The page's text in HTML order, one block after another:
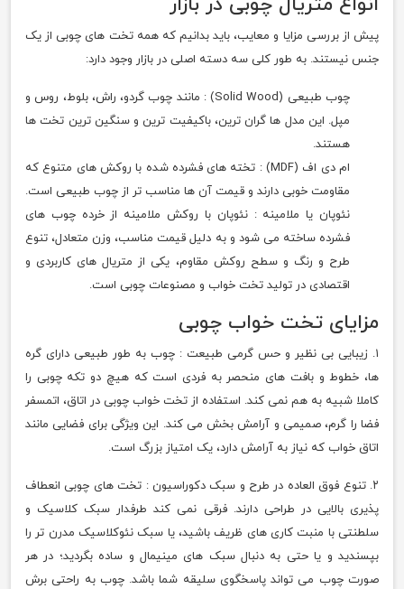
پیش از بررسی مزایا و معایب، باید بدانیم که همه تخت های چوبی از یک
جنس نیستند. به طور کلی سه دسته اصلی در بازار وجود دارد:
چوب طبیعی (Solid Wood) : مانند چوب گردو، راش، بلوط، روس و
مپل. این مدل ها گران ترین، باکیفیت ترین و سنگین ترین تخت ها
هستند.
ام دی اف (MDF) : تخته های فشرده شده با روکش های متنوع که
مقاومت خوبی دارند و قیمت آن ها مناسب تر از چوب طبیعی است.
نئوپان یا ملامینه : نئوپان با روکش ملامینه از خرده چوب های
فشرده ساخته می شود و به دلیل قیمت مناسب، وزن متعادل، تنوع
طرح و رنگ و سطح روکش مقاوم، یکی از متریال های کاربردی و
اقتصادی در تولید تخت خواب و مصنوعات چوبی است.
مزایای تخت خواب چوبی
۱. زیبایی بی نظیر و حس گرمی طبیعت : چوب به طور طبیعی دارای گره
ها، خطوط و بافت های منحصر به فردی است که هیچ دو تکه چوبی را
کاملا شبیه به هم نمی کند. استفاده از تخت خواب چوبی در اتاق، اتمسفر
فضا را گرم، صمیمی و آرامش بخش می کند. این ویژگی برای فضایی مانند
اتاق خواب که نیاز به آرامش دارد، یک امتیاز بزرگ است.
۲. تنوع فوق العاده در طرح و سبک دکوراسیون : تخت های چوبی انعطاف
پذیری بالایی در طراحی دارند. فرقی نمی کند طرفدار سبک کلاسیک و
سلطنتی با منبت کاری های ظریف باشید، یا سبک نئوکلاسیک مدرن تر را
بپسندید و یا حتی به دنبال سبک های مینیمال و ساده بگردید؛ در هر
صورت چوب می تواند پاسخگوی سلیقه شما باشد. چوب به راحتی برش